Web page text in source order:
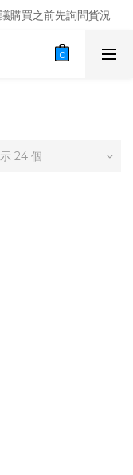
購買之前先詢問貨況
購買之前先詢問貨況
全有保障
24 個